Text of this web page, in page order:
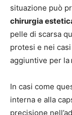
situazione può
chirurgia
pelle di scarsa
protesi e nei
aggiuntive per la
In casi come
interna e alla
precisione